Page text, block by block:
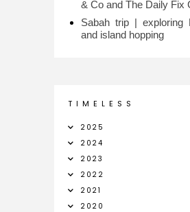
& Co and The Daily Fix
Sabah trip | exploring
and island hopping
T I M E L E S S
2025
2024
2023
2022
2021
2020